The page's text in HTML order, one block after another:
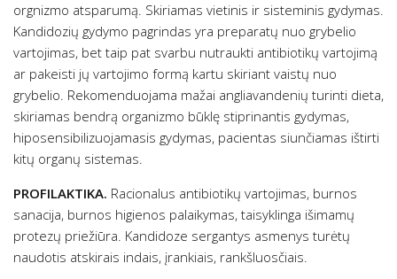
orgnizmo atsparumą. Skiriamas vietinis ir sisteminis gydymas.
Kandidozių gydymo pagrindas yra preparatų nuo grybelio
vartojimas, bet taip pat svarbu nutraukti antibiotikų vartojimą
ar pakeisti jų vartojimo formą kartu skiriant vaistų nuo
grybelio. Rekomenduojama mažai angliavandenių turinti dieta,
skiriamas bendrą organizmo būklę stiprinantis gydymas,
hiposensibilizuojamasis gydymas, pacientas siunčiamas ištirti
kitų organų sistemas.
PROFILAKTIKA. Racionalus antibiotikų vartojimas, burnos
sanacija, burnos higienos palaikymas, taisyklinga išimamų
protezų priežiūra. Kandidoze sergantys asmenys turėtų
naudotis atskirais indais, įrankiais, rankšluosčiais.